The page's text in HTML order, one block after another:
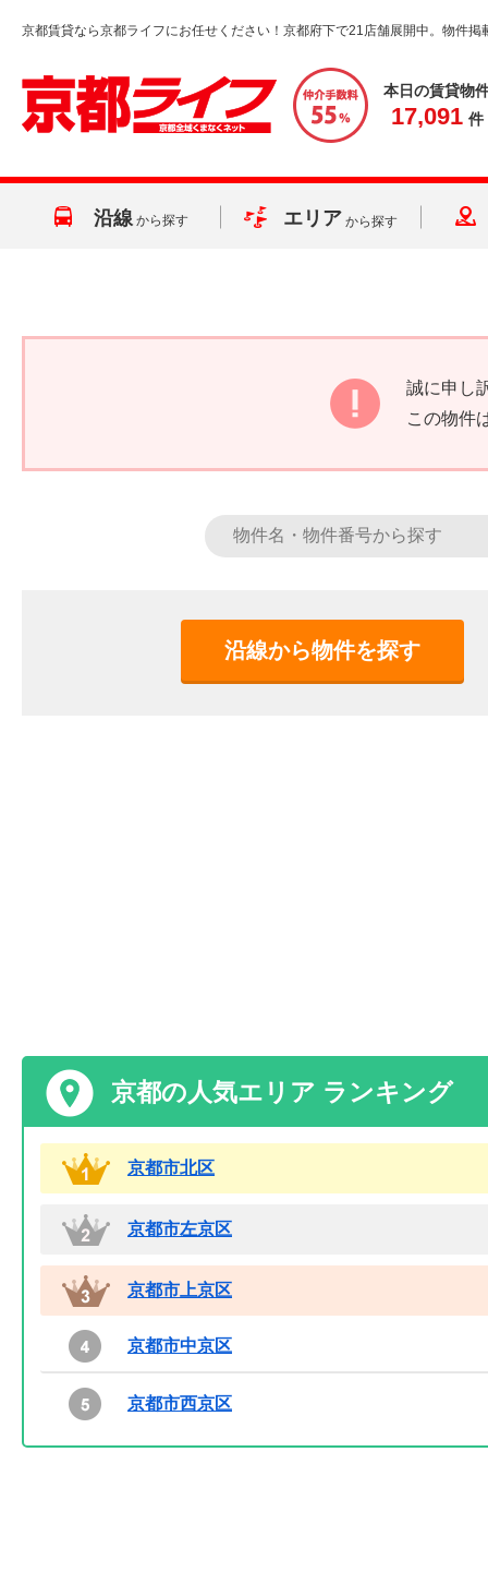
京都賃貸なら京都ライフにお任せください！京都府下で21店舗展開中。物件掲
本日の賃貸物
17,091 件
沿線 から探す エリア から探す
誠に申し
この物件
沿線から物件を探す
京都の人気エリア ランキング
京都市北区
京都市左京区
京都市上京区
京都市中京区
京都市西京区